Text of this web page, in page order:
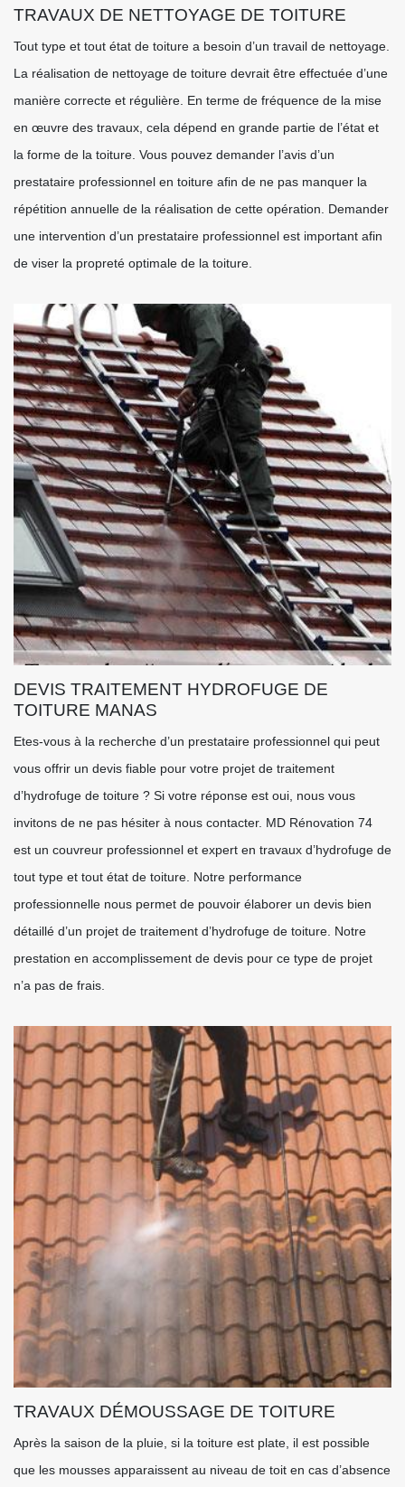
TRAVAUX DE NETTOYAGE DE TOITURE
Tout type et tout état de toiture a besoin d’un travail de nettoyage.
La réalisation de nettoyage de toiture devrait être effectuée d’une
manière correcte et régulière. En terme de fréquence de la mise
en œuvre des travaux, cela dépend en grande partie de l’état et
la forme de la toiture. Vous pouvez demander l’avis d’un
prestataire professionnel en toiture afin de ne pas manquer la
répétition annuelle de la réalisation de cette opération. Demander
une intervention d’un prestataire professionnel est important afin
de viser la propreté optimale de la toiture.
DEVIS TRAITEMENT HYDROFUGE DE
TOITURE MANAS
Etes-vous à la recherche d’un prestataire professionnel qui peut
vous offrir un devis fiable pour votre projet de traitement
d’hydrofuge de toiture ? Si votre réponse est oui, nous vous
invitons de ne pas hésiter à nous contacter. MD Rénovation 74
est un couvreur professionnel et expert en travaux d’hydrofuge de
tout type et tout état de toiture. Notre performance
professionnelle nous permet de pouvoir élaborer un devis bien
détaillé d’un projet de traitement d’hydrofuge de toiture. Notre
prestation en accomplissement de devis pour ce type de projet
n’a pas de frais.
TRAVAUX DÉMOUSSAGE DE TOITURE
Après la saison de la pluie, si la toiture est plate, il est possible
que les mousses apparaissent au niveau de toit en cas d’absence